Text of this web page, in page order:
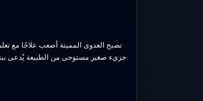
تصبح العدوى المميتة أصعب علاجًا مع
جزيء صغير مستوحى من الطبيعة يُدعى ببتيد.